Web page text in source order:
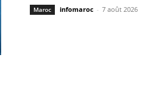
Maroc infomaroc - 7 août 2026